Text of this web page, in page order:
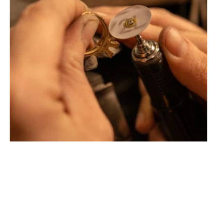
Montbrison, Lyon, Paris
Philippe & mathieu tournaire
Creative jewelers, revolutionize the codes of traditional
Jewellery with unusual shapes and colors. Beyond
fashion, Tournaire has forged its style of character and
elevation by drawing on its travels and encounters.
La Maison Tournaire opened its doors in 1984 in
Montbrison, France, and today offers its jewelry in